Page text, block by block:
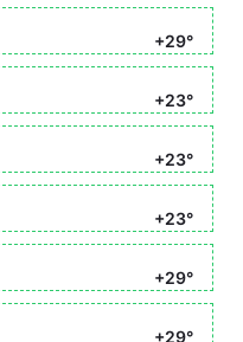
+29°
+23°
+23°
+23°
+29°
+29°